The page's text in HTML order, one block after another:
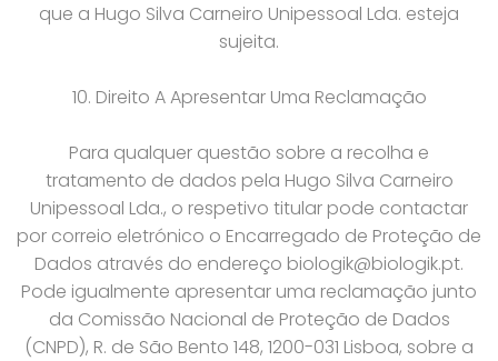
que a Hugo Silva Carneiro Unipessoal Lda. esteja
sujeita.
10. Direito A Apresentar Uma Reclamação
Para qualquer questão sobre a recolha e
tratamento de dados pela Hugo Silva Carneiro
Unipessoal Lda., o respetivo titular pode contactar
por correio eletrónico o Encarregado de Proteção de
Dados através do endereço biologik@biologik.pt.
Pode igualmente apresentar uma reclamação junto
da Comissão Nacional de Proteção de Dados
(CNPD), R. de São Bento 148, 1200-031 Lisboa, sobre a